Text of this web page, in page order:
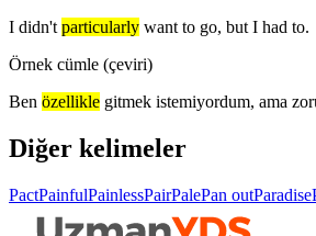
I didn't particularly want to go, but I had to.
Örnek cümle (çeviri)
Ben özellikle gitmek istemiyordum, ama
Diğer kelimeler
PactPainfulPainlessPairPalePan outParadise